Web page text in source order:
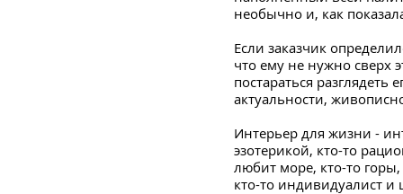
необычно и, как
Если заказчик
что ему не нужно сверх
постараться разглядеть
актуальности,
Интерьер для жизни -
эзотерикой, кто-то
любит море, кто-то
кто-то индивидуалист и